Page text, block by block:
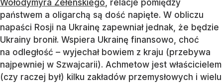
Wołodymyra Zełenskiego, relacje pomiędzy
państwem a oligarchą są dość napięte. W obliczu
napaści Rosji na Ukrainę zapewniał jednak, że będzie
Ukrainy bronił. Wspiera Ukrainę finansowo, choć
na odległość ­– wyjechał bowiem z kraju (przebywa
najpewniej w Szwajcarii). Achmetow jest właścicielem
(czy raczej był) kilku zakładów przemysłowych i wielu